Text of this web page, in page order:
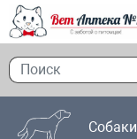
Собаки